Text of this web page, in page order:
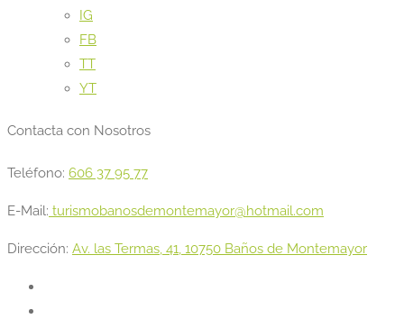
IG
FB
TT
YT
Contacta con Nosotros
Teléfono: 606 37 95 77
E-Mail: turismobanosdemontemayor@hotmail.com
Dirección: Av. las Termas, 41, 10750 Baños de Montemayor